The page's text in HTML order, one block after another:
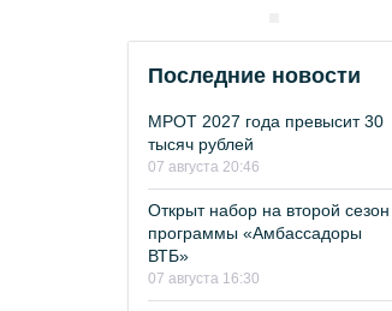
Последние новости
МРОТ 2027 года превысит 30
тысяч рублей
07 августа 20:46
Открыт набор на второй сезон
программы «Амбассадоры
ВТБ»
07 августа 16:30